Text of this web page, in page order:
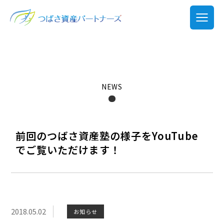
前回のつばさ資産塾の様子をYouTube
でご覧いただけます！
NEWS
2018.05.02 お知らせ